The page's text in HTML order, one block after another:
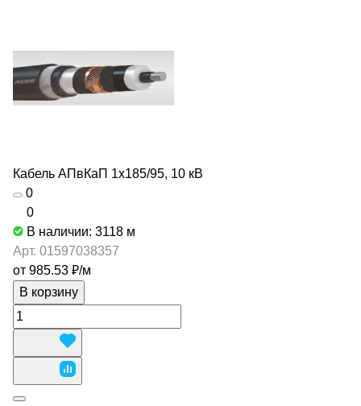
Кабель АПвКаП 1х185/95, 10 кВ
0
0
В наличии: 3118 м
Арт. 01597038357
от 985.53 ₽/м
В корзину